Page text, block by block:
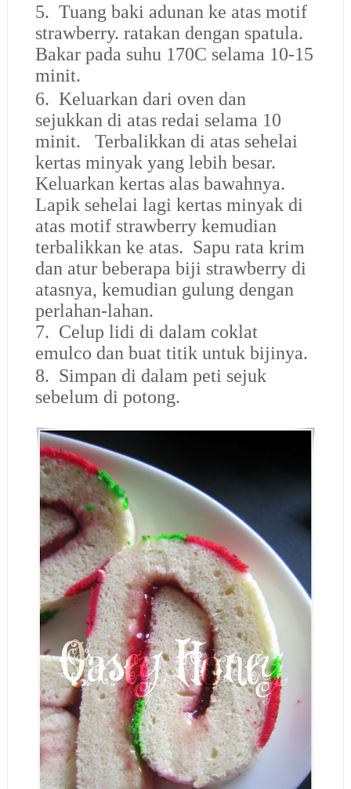
5. Tuang baki adunan ke atas motif
strawberry. ratakan dengan spatula.
Bakar pada suhu 170C selama 10-15
minit.
6. Keluarkan dari oven dan
sejukkan di atas redai selama 10
minit. Terbalikkan di atas sehelai
kertas minyak yang lebih besar.
Keluarkan kertas alas bawahnya.
Lapik sehelai lagi kertas minyak di
atas motif strawberry kemudian
terbalikkan ke atas. Sapu rata krim
dan atur beberapa biji strawberry di
atasnya, kemudian gulung dengan
perlahan-lahan.
7. Celup lidi di dalam coklat
emulco dan buat titik untuk bijinya.
8. Simpan di dalam peti sejuk
sebelum di potong.